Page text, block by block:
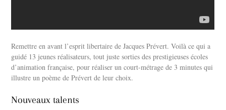
Remettre en avant l’esprit libertaire de Jacques Prévert. Voilà ce qui a
guidé 13 jeunes réalisateurs, tout juste sorties des prestigieuses écoles
d’animation française, pour réaliser un court-métrage de 3 minutes qui
illustre un poème de Prévert de leur choix.
Nouveaux talents